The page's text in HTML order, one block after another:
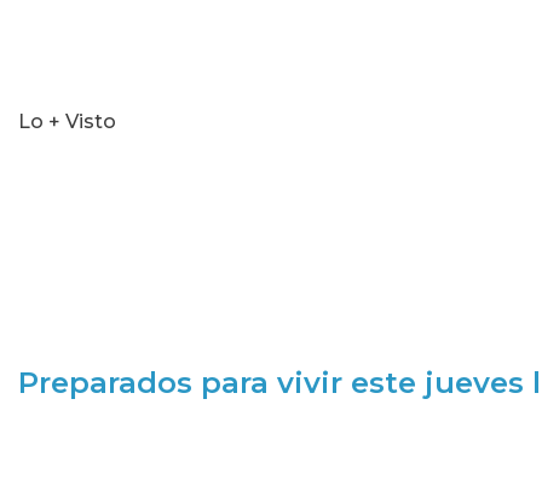
Lo + Visto
Preparados para vivir este jueves